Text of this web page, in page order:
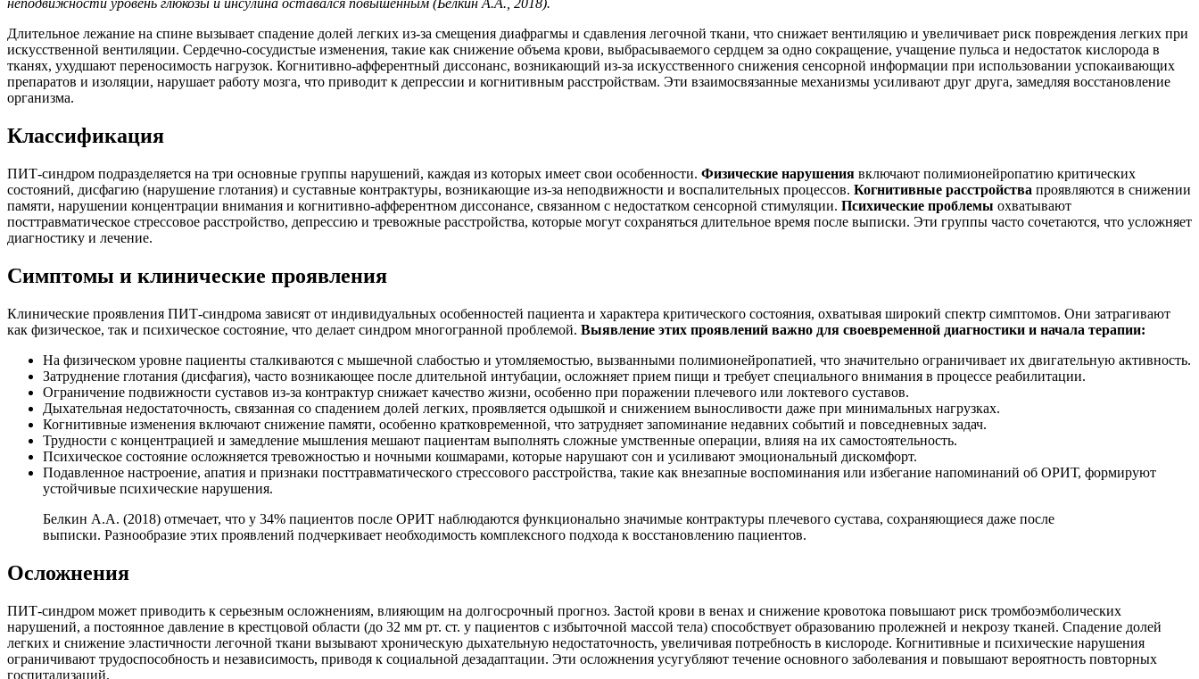
неподвижности уровень глюкозы и инсулина оставался повышенным (Белкин А.А., 2018).
Длительное лежание на спине вызывает спадение долей легких из-за смещения диафрагмы и сдавления легочной ткани, что снижает вентиляцию и увеличивает риск повреждения легких при
искусственной вентиляции. Сердечно-сосудистые изменения, такие как снижение объема крови, выбрасываемого сердцем за одно сокращение, учащение пульса и недостаток кислорода в
тканях, ухудшают переносимость нагрузок. Когнитивно-афферентный диссонанс, возникающий из-за искусственного снижения сенсорной информации при использовании успокаивающих
препаратов и изоляции, нарушает работу мозга, что приводит к депрессии и когнитивным расстройствам. Эти взаимосвязанные механизмы усиливают друг друга, замедляя восстановление
организма.
Классификация
ПИТ-синдром подразделяется на три основные группы нарушений, каждая из которых имеет свои особенности. Физические нарушения включают полимионейропатию критических
состояний, дисфагию (нарушение глотания) и суставные контрактуры, возникающие из-за неподвижности и воспалительных процессов. Когнитивные расстройства проявляются в снижении
памяти, нарушении концентрации внимания и когнитивно-афферентном диссонансе, связанном с недостатком сенсорной стимуляции. Психические проблемы охватывают
посттравматическое стрессовое расстройство, депрессию и тревожные расстройства, которые могут сохраняться длительное время после выписки. Эти группы часто сочетаются, что усложняет
диагностику и лечение.
Симптомы и клинические проявления
Клинические проявления ПИТ-синдрома зависят от индивидуальных особенностей пациента и характера критического состояния, охватывая широкий спектр симптомов. Они затрагивают
как физическое, так и психическое состояние, что делает синдром многогранной проблемой. Выявление этих проявлений важно для своевременной диагностики и начала терапии:
На физическом уровне пациенты сталкиваются с мышечной слабостью и утомляемостью, вызванными полимионейропатией, что значительно ограничивает их двигательную активность.
Затруднение глотания (дисфагия), часто возникающее после длительной интубации, осложняет прием пищи и требует специального внимания в процессе реабилитации.
Ограничение подвижности суставов из-за контрактур снижает качество жизни, особенно при поражении плечевого или локтевого суставов.
Дыхательная недостаточность, связанная со спадением долей легких, проявляется одышкой и снижением выносливости даже при минимальных нагрузках.
Когнитивные изменения включают снижение памяти, особенно кратковременной, что затрудняет запоминание недавних событий и повседневных задач.
Трудности с концентрацией и замедление мышления мешают пациентам выполнять сложные умственные операции, влияя на их самостоятельность.
Психическое состояние осложняется тревожностью и ночными кошмарами, которые нарушают сон и усиливают эмоциональный дискомфорт.
Подавленное настроение, апатия и признаки посттравматического стрессового расстройства, такие как внезапные воспоминания или избегание напоминаний об ОРИТ, формируют
устойчивые психические нарушения.
Белкин А.А. (2018) отмечает, что у 34% пациентов после ОРИТ наблюдаются функционально значимые контрактуры плечевого сустава, сохраняющиеся даже после
выписки. Разнообразие этих проявлений подчеркивает необходимость комплексного подхода к восстановлению пациентов.
Осложнения
ПИТ-синдром может приводить к серьезным осложнениям, влияющим на долгосрочный прогноз. Застой крови в венах и снижение кровотока повышают риск тромбоэмболических
нарушений, а постоянное давление в крестцовой области (до 32 мм рт. ст. у пациентов с избыточной массой тела) способствует образованию пролежней и некрозу тканей. Спадение долей
легких и снижение эластичности легочной ткани вызывают хроническую дыхательную недостаточность, увеличивая потребность в кислороде. Когнитивные и психические нарушения
ограничивают трудоспособность и независимость, приводя к социальной дезадаптации. Эти осложнения усугубляют течение основного заболевания и повышают вероятность повторных
госпитализаций.